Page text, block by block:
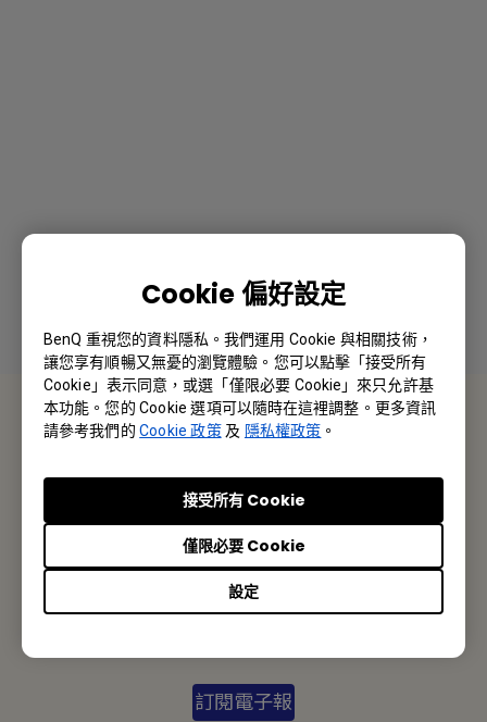
Cookie 偏好設定
BenQ 重視您的資料隱私。我們運用 Cookie 與相關技術，
讓您享有順暢又無憂的瀏覽體驗。您可以點擊「接受所有
Cookie」表示同意，或選「僅限必要 Cookie」來只允許基
本功能。您的 Cookie 選項可以隨時在這裡調整。更多資訊
請參考我們的Cookie 政策及 隱私權政策 。
設定
僅限必要 Cookie
接受所有 Cookie
聯絡我們
訂閱電子報
訂閱電子報